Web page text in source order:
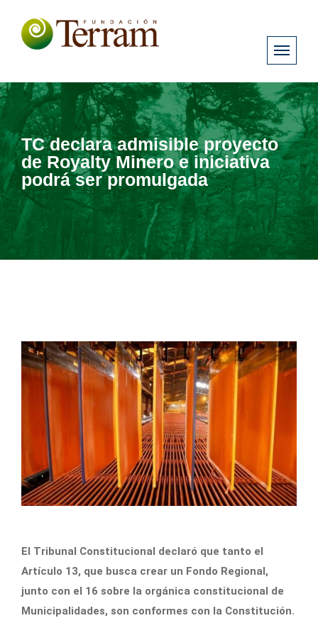
TC declara admisible proyecto
de Royalty Minero e iniciativa
podrá ser promulgada
El Tribunal Constitucional declaró que tanto el
Artículo 13, que busca crear un Fondo Regional,
junto con el 16 sobre la orgánica constitucional de
Municipalidades, son conformes con la Constitución.